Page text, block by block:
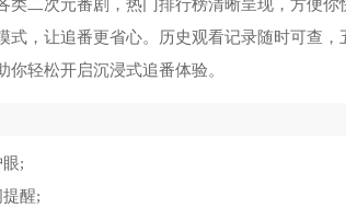
二次元番剧，热门排行榜清晰呈现，方便你
，让追番更省心。历史观看记录随时可查，
轻松开启沉浸式追番体验。
;
醒;
3 X-Status安卓